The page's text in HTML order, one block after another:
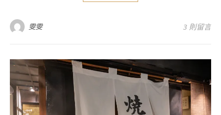
雯雯 3 則留言